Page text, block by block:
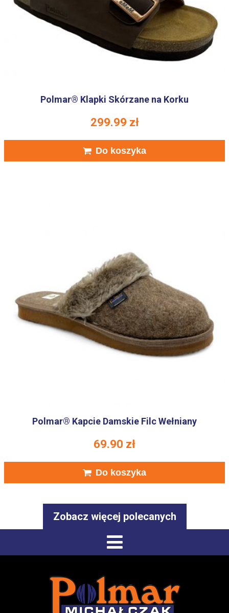
Polmar® Klapki Skórzane na Korku
299.99 zł
Do koszyka
Polmar® Kapcie Damskie Filc Wełniany
69.90 zł
Do koszyka
Zobacz więcej polecanych